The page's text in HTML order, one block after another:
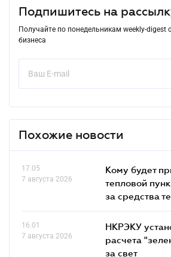
Подпишитесь на
Получайте по понедельникам weekly-digest
бизнеса
Похожие новости
17.05
7 августа 2026
Кому будет
тепловой
за средства
16.01
7 августа 2026
НКРЭКУ
расчета
за свет